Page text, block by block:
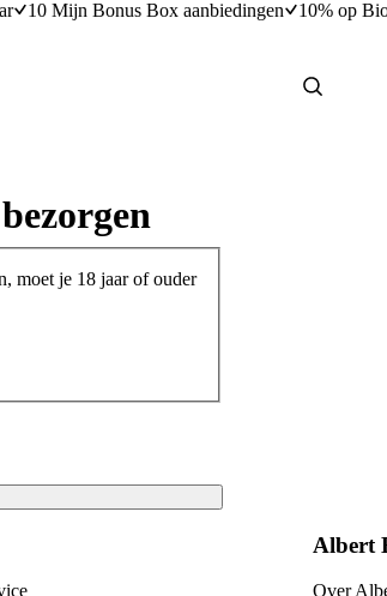
10 Mijn Bonus Box aanbiedingen 10% op
moet je 18 jaar of ouder
Albert
Over